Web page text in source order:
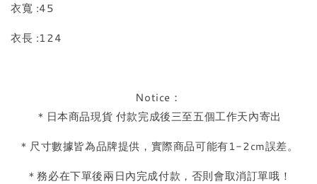
衣寬 :45
衣長 :124
Notice：
＊日本商品現貨 付款完成後三至五個工作天內寄出
＊尺寸數據皆為品牌提供，實際商品可能有1-2cm誤差。
＊務必在下單後兩日內完成付款，否則會取消訂單哦！